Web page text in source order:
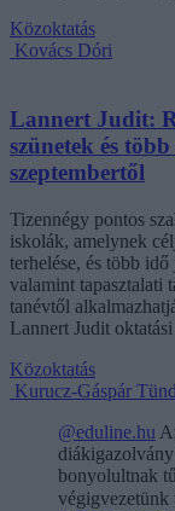
Közoktatás
Kovács Dóri
Lannert Judit:
szünetek és
szeptembertől
Tizennégy pontos
iskolák, amelynek
terhelése, és több
valamint tapasztalati
tanévtől
Lannert Judit
Közoktatás
Kurucz-Gáspár
@eduline.hu
bonyolultnak
végigvezetünk